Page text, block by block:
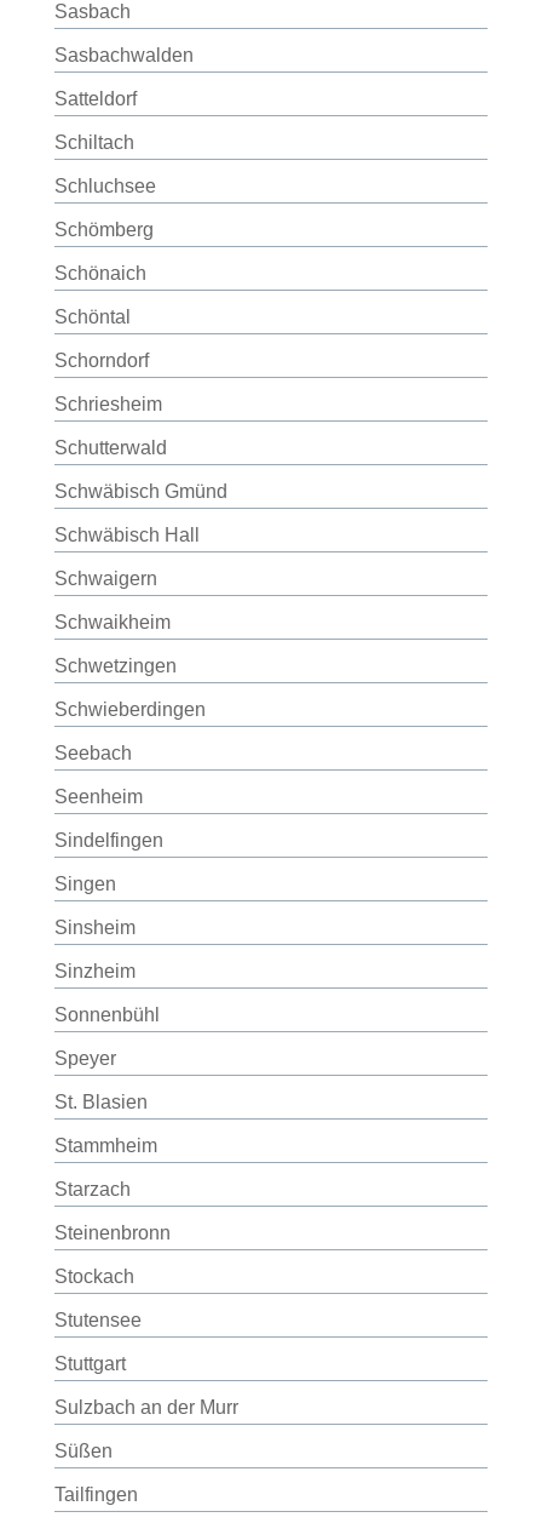
Sasbach
Sasbachwalden
Satteldorf
Schiltach
Schluchsee
Schömberg
Schönaich
Schöntal
Schorndorf
Schriesheim
Schutterwald
Schwäbisch Gmünd
Schwäbisch Hall
Schwaigern
Schwaikheim
Schwetzingen
Schwieberdingen
Seebach
Seenheim
Sindelfingen
Singen
Sinsheim
Sinzheim
Sonnenbühl
Speyer
St. Blasien
Stammheim
Starzach
Steinenbronn
Stockach
Stutensee
Stuttgart
Sulzbach an der Murr
Süßen
Tailfingen